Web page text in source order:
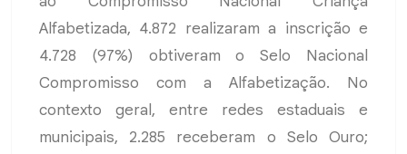
Alfabetizada, 4.872 realizaram a inscrição e
4.728 (97%) obtiveram o Selo Nacional
Compromisso com a Alfabetização. No
contexto geral, entre redes estaduais e
municipais, 2.285 receberam o Selo Ouro;